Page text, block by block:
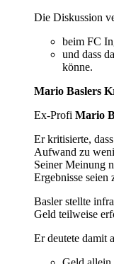
Die Diskussion
beim FC
und dass
könne.
Mario Baslers
Ex-Profi Mario
Er kritisierte,
Aufwand zu
Seiner Meinung
Ergebnisse seien
Basler stellte
Geld teilweise
Er deutete damit